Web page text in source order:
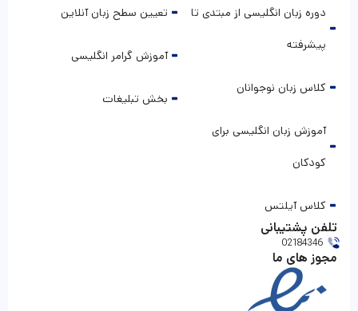
دوره زبان انگلیسی از مبتدی تا
پیشرفته
کلاس زبان نوجوانان
آموزش زبان انگلیسی برای
کودکان
کلاس آیلتس
تعیین سطح زبان آنلاین
آموزش گرامر انگلیسی
بخش تبلیغات
تلفن پشتیبانی
02184346
مجوز های ما